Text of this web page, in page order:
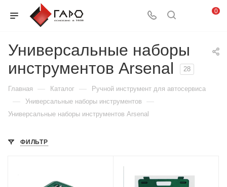
0
Универсальные наборы
инструментов Arsenal
28
Главная — Каталог — Ручной инструмент для автосервиса
— Универсальные наборы инструментов —
Универсальные наборы инструментов Arsenal
ФИЛЬТР